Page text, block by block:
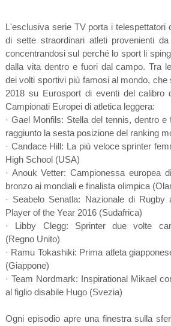
L'esclusiva serie TV porta i telespettatori
di sette straordinari atleti provenienti
concentrandosi sul perché lo sport li
dalla vita dentro e fuori dal campo. Tra
dei volti sportivi più famosi al mondo, che
2018 su Eurosport di eventi del calibro
Campionati Europei di atletica leggera:
· Gael Monfils: Stella del tennis, dentro
raggiunto la sesta posizione del ranking
· Candace Hill: La più veloce sprinter
High School (USA)
· Anouk Vetter: Campionessa europea
bronzo ai mondiali e finalista olimpica
· Seabelo Senatla: Nazionale di
Player of the Year 2016 (Sudafrica)
· Libby Clegg: Sprinter due volte
(Regno Unito)
· Ramu Tokashiki: Prima atleta
(Giappone)
· Team Nordmark: Inspirational Mikael
al figlio disabile Hugo (Svezia)
Ogni episodio apre una finestra sulla